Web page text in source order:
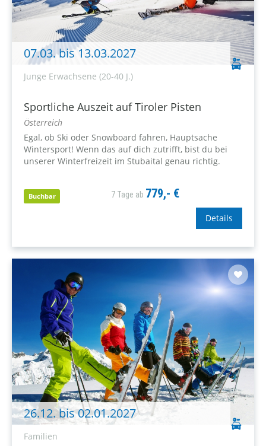
07.03. bis 13.03.2027
Junge Erwachsene (20-40 J.)
Sportliche Auszeit auf Tiroler Pisten
Österreich
Egal, ob Ski oder Snowboard fahren, Hauptsache
Wintersport! Wenn das auf dich zutrifft, bist du bei
unserer Winterfreizeit im Stubaital genau richtig.
Buchbar 7 Tage ab 779,- €
Details
26.12. bis 02.01.2027
Familien